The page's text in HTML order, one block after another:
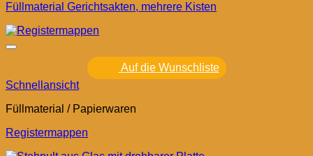
Füllmaterial Gerichtsakten, mehrere Kisten
Auf die Wunschliste
Schnellansicht
Füllmaterial / Papierwaren
Registermappen